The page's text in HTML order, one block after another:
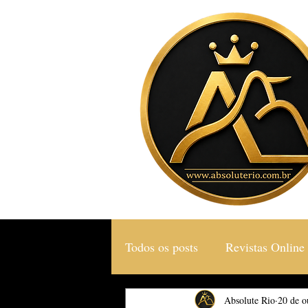
Todos os posts Revistas Online
Gastronomia & Turismo
Absolute Rio 20 de